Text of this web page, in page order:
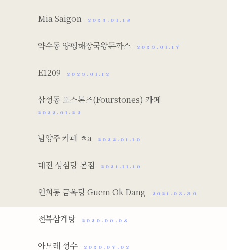
Mia Saigon 2023.01.18
약수동 양평해장국왕돈까스 2023.01.17
E1209 2023.01.12
삼성동 포스톤즈(Fourstones) 카페
2022.01.23
남양주 카페 ㅊa 2022.01.10
대전 성심당 본점 2021.11.19
연희동 금옥당 Guem Ok Dang 2021.03.30
전복삼계탕 2020.09.08
아모레 성수 2020.07.02